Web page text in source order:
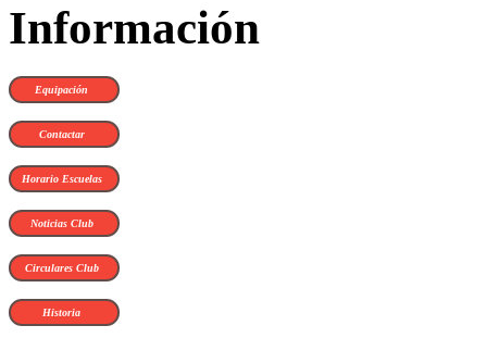
Información
Equipación
Contactar
Horario Escuelas
Noticias Club
Circulares Club
Historia